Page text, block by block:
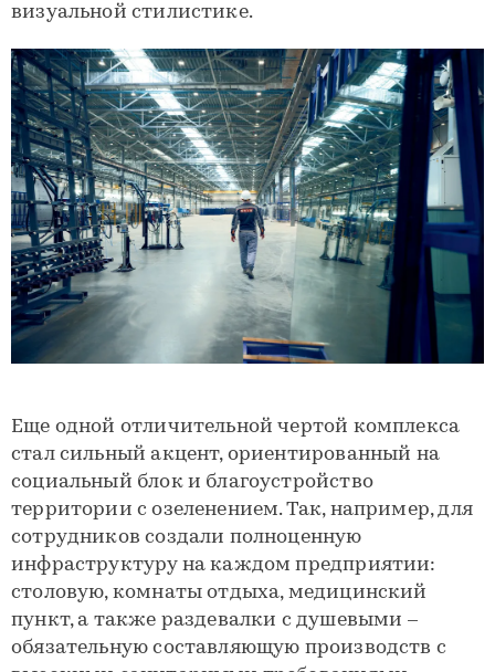
визуальной стилистике.
Еще одной отличительной чертой комплекса
стал сильный акцент, ориентированный на
социальный блок и благоустройство
территории с озеленением. Так, например, для
сотрудников создали полноценную
инфраструктуру на каждом предприятии:
столовую, комнаты отдыха, медицинский
пункт, а также раздевалки с душевыми –
обязательную составляющую производств с